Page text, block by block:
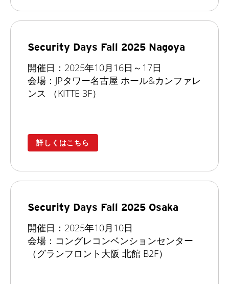
Security Days Fall 2025 Nagoya
開催日：2025年10月16日～17日
会場：JPタワー名古屋 ホール&カンファレ
ンス （KITTE 3F）
詳しくはこちら
Security Days Fall 2025 Osaka
開催日：2025年10月10日
会場：コングレコンベンションセンター
（グランフロント大阪 北館 B2F）